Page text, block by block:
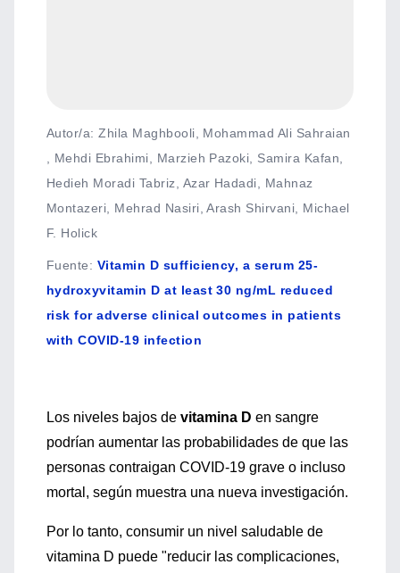
Autor/a: Zhila Maghbooli, Mohammad Ali Sahraian
, Mehdi Ebrahimi, Marzieh Pazoki, Samira Kafan,
Hedieh Moradi Tabriz, Azar Hadadi, Mahnaz
Montazeri, Mehrad Nasiri, Arash Shirvani, Michael
F. Holick
Fuente: Vitamin D sufficiency, a serum 25-
hydroxyvitamin D at least 30 ng/mL reduced
risk for adverse clinical outcomes in patients
with COVID-19 infection
Los niveles bajos de vitamina D en sangre
podrían aumentar las probabilidades de que las
personas contraigan COVID-19 grave o incluso
mortal, según muestra una nueva investigación.
Por lo tanto, consumir un nivel saludable de
vitamina D puede "reducir las complicaciones,